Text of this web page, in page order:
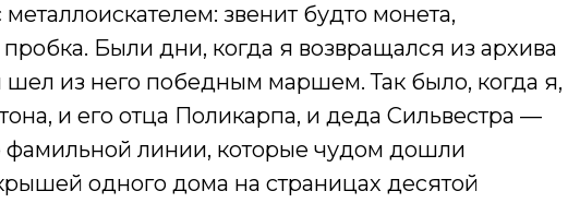
звенит будто монета,
Были дни, когда я возвращался из архива
из него победным маршем. Так было, когда я,
и его отца Поликарпа, и деда Сильвестра —
фамильной линии, которые чудом дошли
одного дома на страницах десятой